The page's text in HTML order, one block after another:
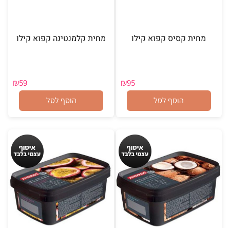
מחית קסיס קפוא קילו
₪95
הוסף לסל
מחית קלמנטינה קפוא קילו
₪59
הוסף לסל